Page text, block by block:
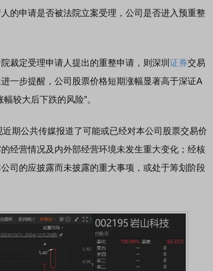
的申请是否被法院立案受理，公司是否进入预重整
定受理申请人提出的重整申请，则深圳 证券交易
一步提醒，公司股票价格短期涨幅显著高于深证A
较大后下跌的风险”。
近期公共传媒报道了可能或已经对本公司股票交易价
经营情况及内外部经营环境未发生重大变化；经核
司的应披露而未披露的重大事项，或处于筹划阶段